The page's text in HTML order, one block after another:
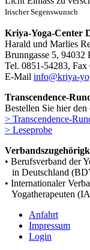
Irischer Segenswunsch
Kriya-Yoga-Center
Harald und Marlies
Brunngasse 5, 94032
Tel. 0851-54283, Fax
E-Mail info@kriya-
Transcendence-
Bestellen Sie hier den
> Transcendence-
> Leseprobe
• Berufsverband der
in Deutschland
• Internationaler
Yogatherapeuten
Anfahrt
Impressum
Login